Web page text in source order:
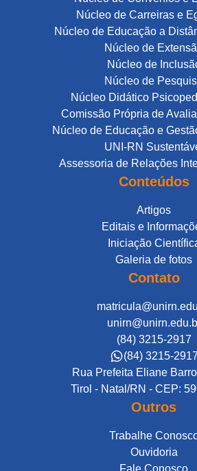
Núcleo de Carreiras e
Núcleo de Educação a
Núcleo de
Núcleo de
Núcleo de
Núcleo Didático
Comissão Própria de
Núcleo de Educação e
UNI-RN
Assessoria de Relações
Conteúdos
Artigos
Editais e
Iniciação
Galeria de fotos
Contato
(84) 3215-2917
(84) 3215-2917
Rua Prefeita Eliane
Tirol - Natal/RN - CEP:
Outros
Trabalhe
Ouvidoria
Fale Conosco